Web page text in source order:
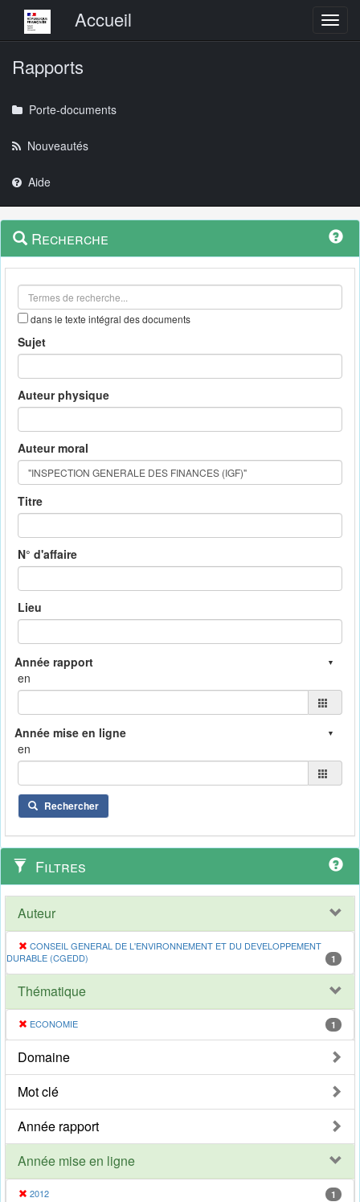
Menu principalAccueil
Rapports
Porte-documents
Nouveautés
Aide
Navigation
outils
Menu
contextuel
Recherche
dans le texte intégral des documents
Sujet
Auteur physique
Auteur moral
Titre
N° d'affaire
Lieu
en
en
Rechercher
Filtres
Auteur
CONSEIL GENERAL DE L'ENVIRONNEMENT ET DU DEVELOPPEMENT
DURABLE (CGEDD)
1
Thématique
ECONOMIE 1
Domaine
Mot clé
Année rapport
Année mise en ligne
2012 1